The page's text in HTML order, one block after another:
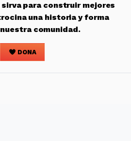
para construir mejores
una historia y forma
comunidad.
DONA